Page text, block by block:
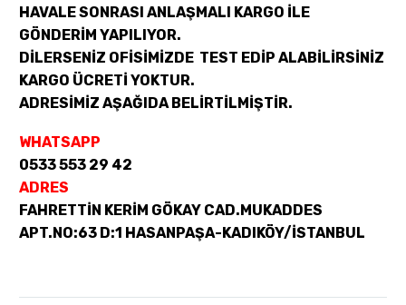
HAVALE SONRASI ANLAŞMALI KARGO İLE
GÖNDERİM YAPILIYOR.
DİLERSENİZ OFİSİMİZDE TEST EDİP ALABİLİRSİNİZ
KARGO ÜCRETİ YOKTUR.
ADRESİMİZ AŞAĞIDA BELİRTİLMİŞTİR.
WHATSAPP
0533 553 29 42
ADRES
FAHRETTİN KERİM GÖKAY CAD.MUKADDES
APT.NO:63 D:1 HASANPAŞA-KADIKÖY/İSTANBUL